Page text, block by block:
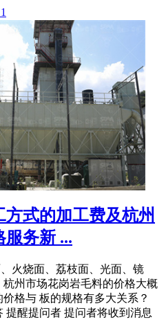
式的加工费及杭州
服务新 ...
火烧面、荔枝面、光面、镜
州市场花岗岩毛料的价格大概
格与 板的规格有多大关系？
提醒提问者 提问者将收到消息